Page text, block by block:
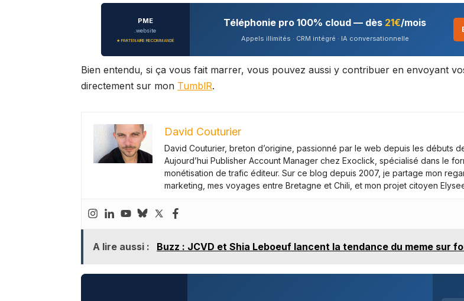
PME
.website
★ PARTENAIRE RECOMMANDÉ
Téléphonie pro 100% cloud — dès 21€/mois
Appels illimités · CRM intégré · IA conversationnelle
Bien entendu, si ça vous fait marrer, vous pouvez aussi y contribuer en envoyant
directement sur mon TumblR.
David Couturier
David Couturier, breton d’origine, passionné par le web depuis les débuts
Aujourd’hui Publisher Account Manager chez Exoclick, spécialisé dans le
monétisation de trafic éditeur. Sur ce blog depuis 2007, je partage mon
marketing, mes voyages entre Bretagne et Chili, et mon projet citoyen
A lire aussi : Buzz : JCVD et Shia Leboeuf lancent la tendance du meme sur